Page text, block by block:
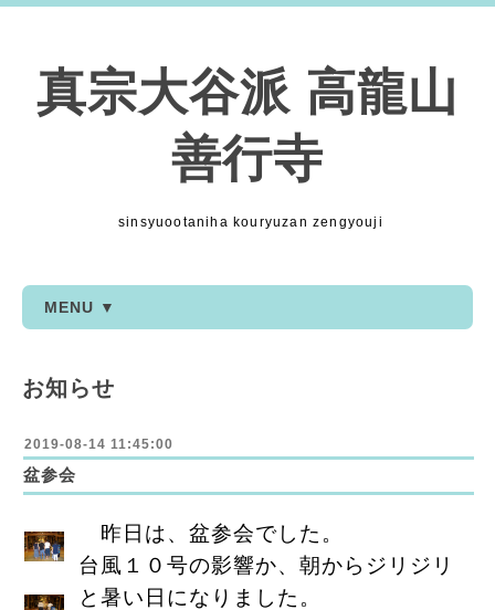
真宗大谷派 高龍山
善行寺
sinsyuootaniha kouryuzan zengyouji
MENU ▼
お知らせ
2019-08-14 11:45:00
盆参会
昨日は、盆参会でした。
台風１０号の影響か、朝からジリジリ
と暑い日になりました。